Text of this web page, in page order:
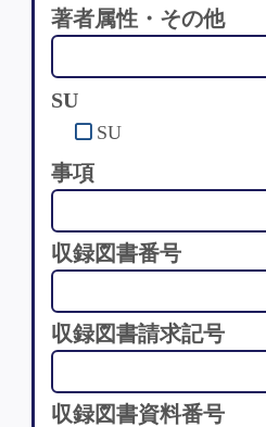
著者属性・その他
SU
SU
事項
収録図書番号
収録図書請求記号
収録図書資料番号